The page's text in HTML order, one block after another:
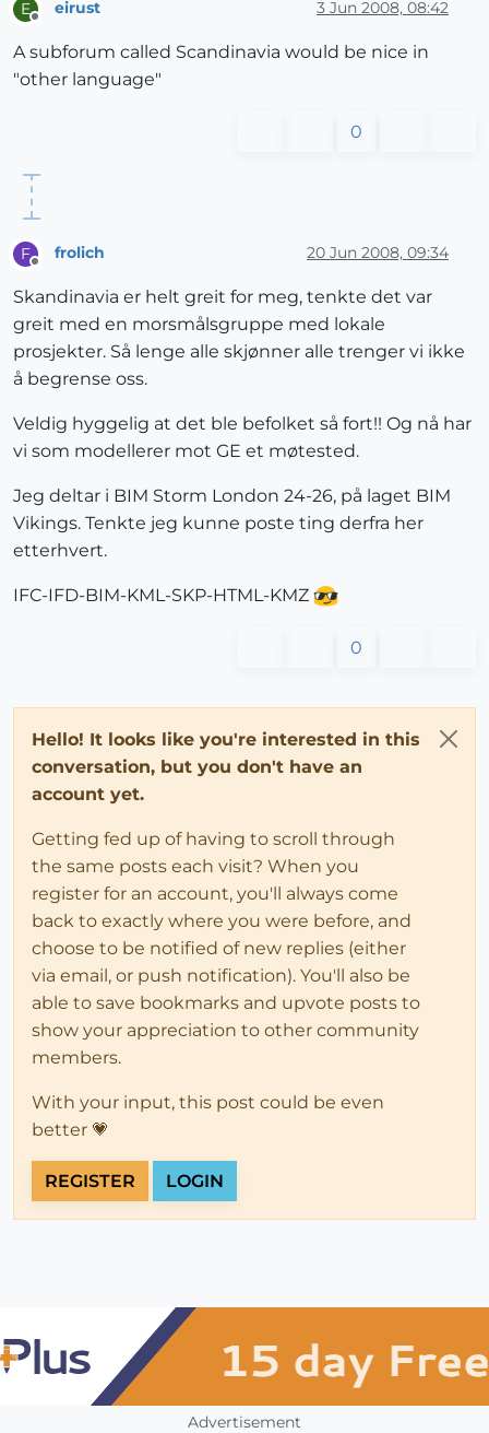
E
Offline
eirust 3 Jun 2008, 08:42
A subforum called Scandinavia would be nice in
"other language"
0
F
Offline
frolich 20 Jun 2008, 09:34
Skandinavia er helt greit for meg, tenkte det var
greit med en morsmålsgruppe med lokale
prosjekter. Så lenge alle skjønner alle trenger vi ikke
å begrense oss.
Veldig hyggelig at det ble befolket så fort!! Og nå har
vi som modellerer mot GE et møtested.
Jeg deltar i BIM Storm London 24-26, på laget BIM
Vikings. Tenkte jeg kunne poste ting derfra her
etterhvert.
IFC-IFD-BIM-KML-SKP-HTML-KMZ
0
Hello! It looks like you're interested in this
conversation, but you don't have an
account yet.
Getting fed up of having to scroll through
the same posts each visit? When you
register for an account, you'll always come
back to exactly where you were before, and
choose to be notified of new replies (either
via email, or push notification). You'll also be
able to save bookmarks and upvote posts to
show your appreciation to other community
members.
With your input, this post could be even
better 💗
REGISTER LOGIN
Advertisement